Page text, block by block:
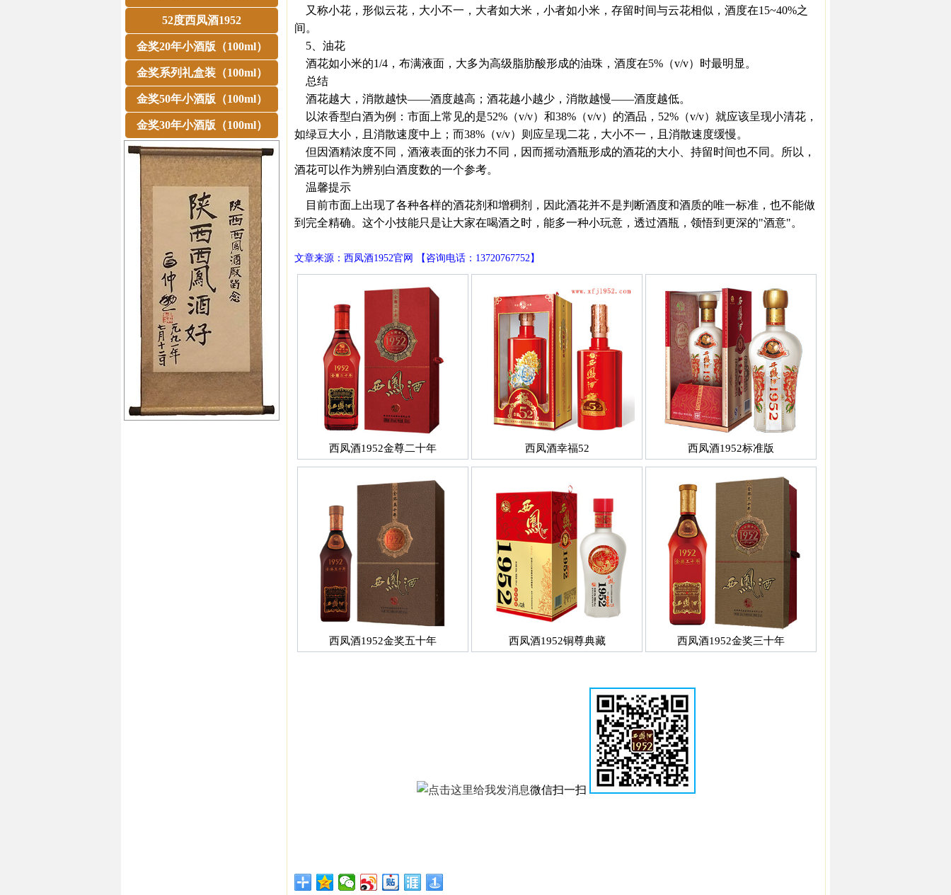
52度西凤酒1952
金奖20年小酒版（100ml）
金奖系列礼盒装（100ml）
金奖50年小酒版（100ml）
金奖30年小酒版（100ml）
又称小花，形似云花，大小不一，大者如大米，小者如小米，存留时间与云花相似，酒度在15~40%之
间。
5、油花
酒花如小米的1/4，布满液面，大多为高级脂肪酸形成的油珠，酒度在5%（v/v）时最明显。
总结
酒花越大，消散越快——酒度越高；酒花越小越少，消散越慢——酒度越低。
以浓香型白酒为例：市面上常见的是52%（v/v）和38%（v/v）的酒品，52%（v/v）就应该呈现小清花，
如绿豆大小，且消散速度中上；而38%（v/v）则应呈现二花，大小不一，且消散速度缓慢。
但因酒精浓度不同，酒液表面的张力不同，因而摇动酒瓶形成的酒花的大小、持留时间也不同。所以，
酒花可以作为辨别白酒度数的一个参考。
温馨提示
目前市面上出现了各种各样的酒花剂和增稠剂，因此酒花并不是判断酒度和酒质的唯一标准，也不能做
到完全精确。这个小技能只是让大家在喝酒之时，能多一种小玩意，透过酒瓶，领悟到更深的"酒意"。
文章来源：西凤酒1952官网 【咨询电话：13720767752】
西凤酒1952金尊二十年 西凤酒幸福52 西凤酒1952标准版
西凤酒1952金奖五十年 西凤酒1952铜尊典藏 西凤酒1952金奖三十年
微信扫一扫